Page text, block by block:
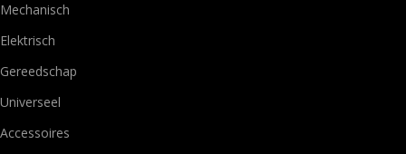
Mechanisch
Elektrisch
Gereedschap
Universeel
Accessoires